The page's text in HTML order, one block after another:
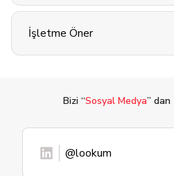
İşletme Öner
Bizi “Sosyal Medya” dan
@lookum